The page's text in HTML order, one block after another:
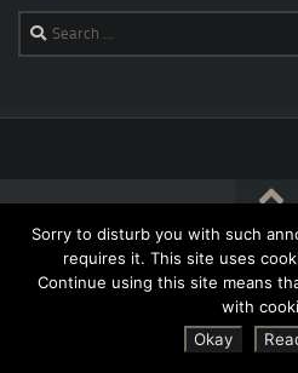
Search
for:
[blog@kernstock.net]$ ©
Sorry to disturb you with such
requires it. This site uses
Continue using this site means
with
Okay